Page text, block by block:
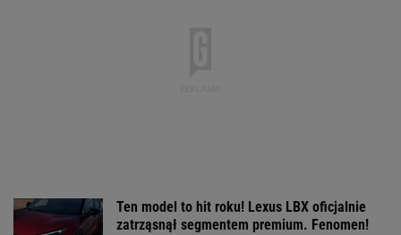
Ten model to hit roku! Lexus LBX oficjalnie
zatrząsnął segmentem premium. Fenomen!